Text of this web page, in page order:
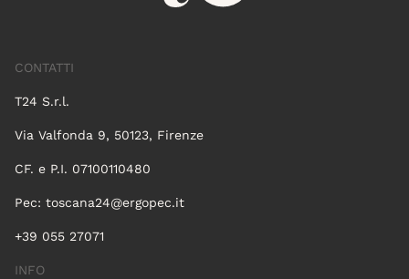
CONTATTI
T24 S.r.l.
Via Valfonda 9, 50123, Firenze
CF. e P.I. 07100110480
Pec: toscana24@ergopec.it
+39 055 27071
INFO